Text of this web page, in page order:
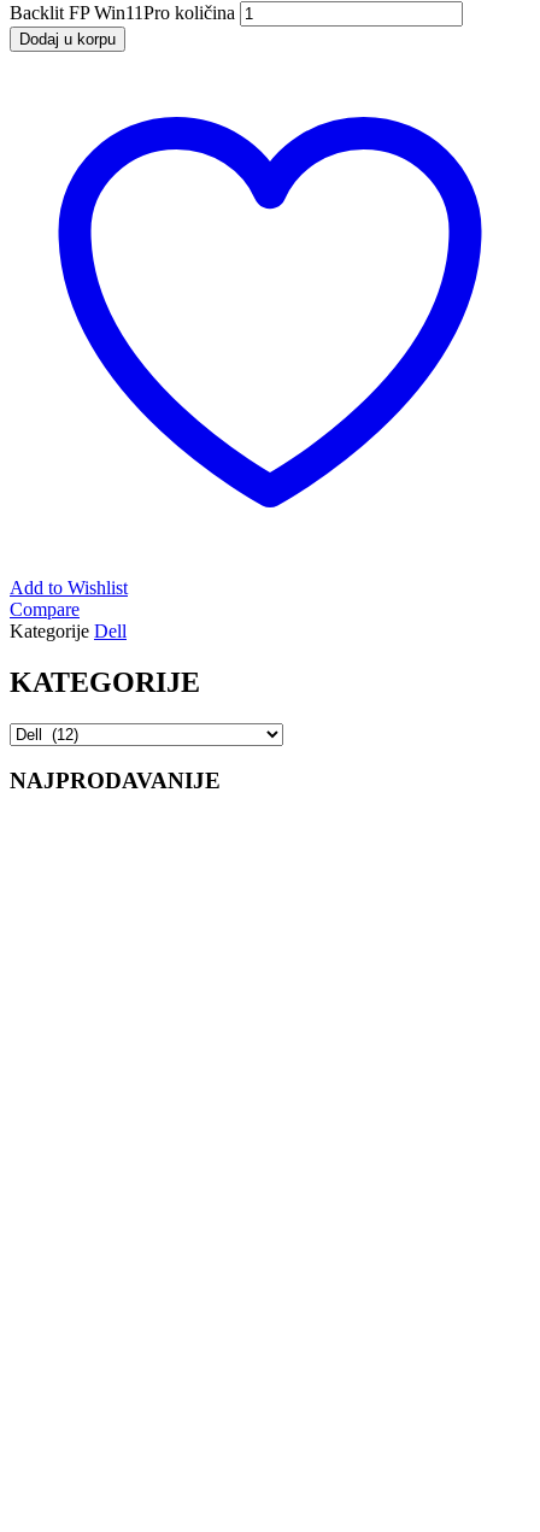
Backlit FP Win11Pro količina
Dodaj u korpu
Add to Wishlist
Compare
Kategorije Dell
KATEGORIJE
NAJPRODAVANIJE